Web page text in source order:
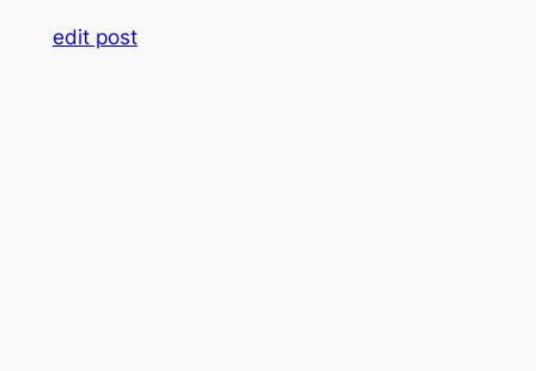
edit post